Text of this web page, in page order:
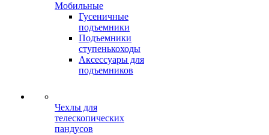
Мобильные
Гусеничные
подъемники
Подъемники
ступенькоходы
Аксессуары для
подъемников
Чехлы для
телескопических
пандусов